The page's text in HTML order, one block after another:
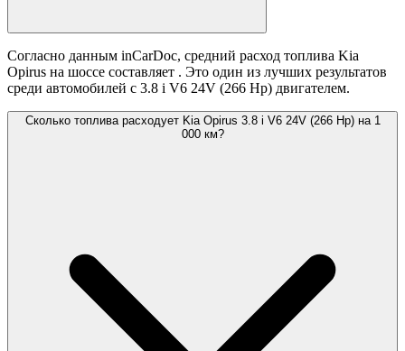
Согласно данным inCarDoc, средний расход топлива Kia
Opirus на шоссе составляет . Это один из лучших результатов
среди автомобилей с 3.8 i V6 24V (266 Hp) двигателем.
Сколько топлива расходует Kia Opirus 3.8 i V6 24V (266 Hp) на 1
000 км?